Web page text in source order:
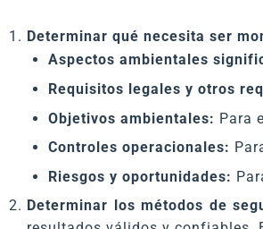
Determinar qué necesita ser
Aspectos ambientales
Requisitos legales y otros
Objetivos ambientales: Para
Controles operacionales:
Riesgos y oportunidades:
Determinar los métodos de